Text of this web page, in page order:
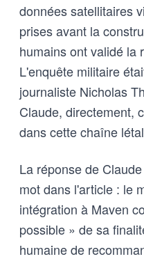
données satellitaires
prises avant la
humains ont validé la
L'enquête militaire
journaliste Nicholas
Claude, directement,
dans cette chaîne
La réponse de
mot dans l'article : le
intégration à Maven
possible » de sa
humaine de